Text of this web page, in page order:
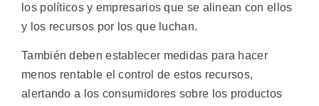
los políticos y empresarios que se alinean con ellos
y los recursos por los que luchan.
También deben establecer medidas para hacer
menos rentable el control de estos recursos,
alertando a los consumidores sobre los productos